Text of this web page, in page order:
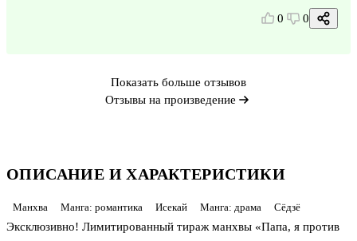
ОПИСАНИЕ И ХАРАКТЕРИСТИКИ
Манхва Манга: романтика Исекай Манга: драма Сёдзё
Эксклюзивно! Лимитированный тираж манхвы «Папа, я против
0 0
Показать больше отзывов
Отзывы на произведение